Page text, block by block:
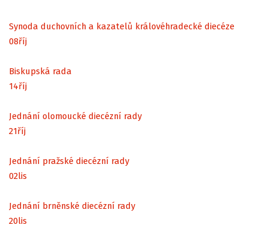
Synoda duchovních a kazatelů královéhradecké diecéze
08říj
Biskupská rada
14říj
Jednání olomoucké diecézní rady
21říj
Jednání pražské diecézní rady
02lis
Jednání brněnské diecézní rady
20lis